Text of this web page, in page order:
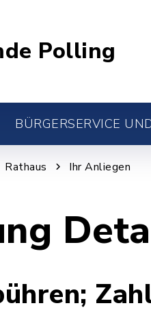
Polling
BÜRGERSERVICE
Rathaus Ihr Anliegen